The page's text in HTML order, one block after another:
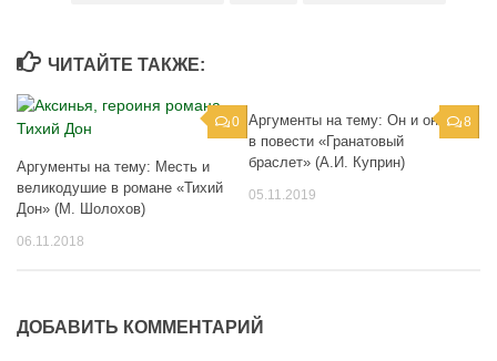
ЧИТАЙТЕ ТАКЖЕ:
0
Аргументы на тему: Месть и
великодушие в романе «Тихий
Дон» (М. Шолохов)
06.11.2018
8
Аргументы на тему: Он и она
в повести «Гранатовый
браслет» (А.И. Куприн)
05.11.2019
ДОБАВИТЬ КОММЕНТАРИЙ